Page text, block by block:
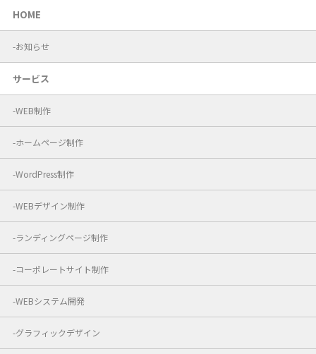
HOME
お知らせ
サービス
WEB制作
ホームページ制作
WordPress制作
WEBデザイン制作
ランディングページ制作
コーポレートサイト制作
WEBシステム開発
グラフィックデザイン